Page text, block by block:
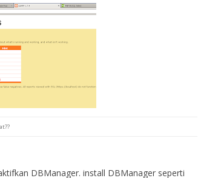
DBManager. install DBManager seperti